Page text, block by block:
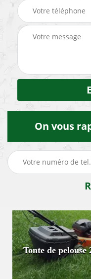
On vous
Tonte de pelouse